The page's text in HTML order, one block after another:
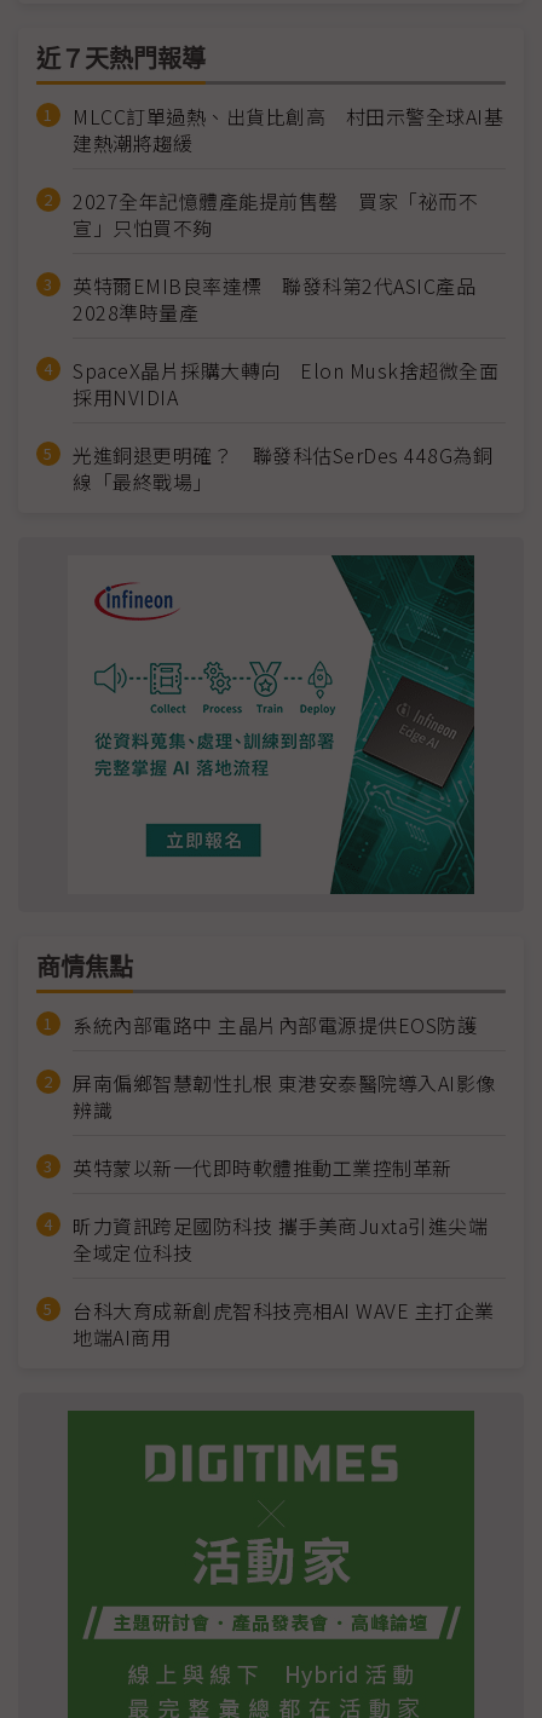
近７天熱門報導
MLCC訂單過熱、出貨比創高 村田示警全球AI基
建熱潮將趨緩
2027全年記憶體產能提前售罄 買家「祕而不
宣」只怕買不夠
英特爾EMIB良率達標 聯發科第2代ASIC產品
2028準時量產
SpaceX晶片採購大轉向 Elon Musk捨超微全面
採用NVIDIA
光進銅退更明確？ 聯發科估SerDes 448G為銅
線「最終戰場」
商情焦點
系統內部電路中 主晶片內部電源提供EOS防護
屏南偏鄉智慧韌性扎根 東港安泰醫院導入AI影像
辨識
英特蒙以新一代即時軟體推動工業控制革新
昕力資訊跨足國防科技 攜手美商Juxta引進尖端
全域定位科技
台科大育成新創虎智科技亮相AI WAVE 主打企業
地端AI商用